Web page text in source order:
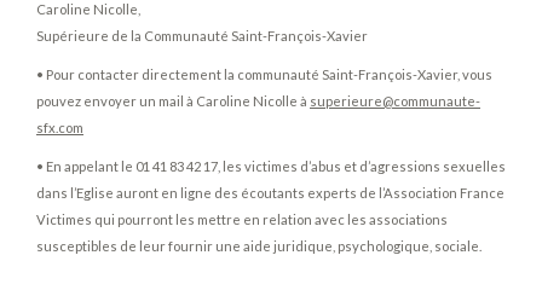
Caroline Nicolle,
Supérieure de la Communauté Saint-François-Xavier
• Pour contacter directement la communauté Saint-François-Xavier, vous
pouvez envoyer un mail à Caroline Nicolle à superieure@communaute-
sfx.com
• En appelant le 01 41 83 42 17, les victimes d’abus et d’agressions sexuelles
dans l’Eglise auront en ligne des écoutants experts de l’Association France
Victimes qui pourront les mettre en relation avec les associations
susceptibles de leur fournir une aide juridique, psychologique, sociale.